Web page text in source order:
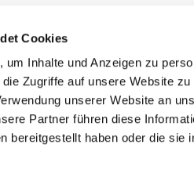
Cookies
um Inhalte und Anzeigen zu
Zugriffe auf unsere Website
unserer Website an
Partner führen diese
bereitgestellt haben oder die sie
Pfarrei St. Bernhard